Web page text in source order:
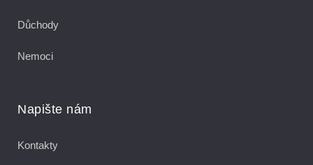
Důchody
Nemoci
Napište nám
Kontakty